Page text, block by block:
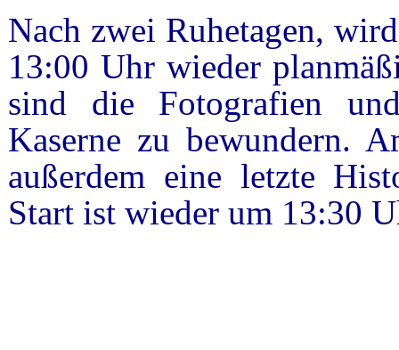
Nach zwei Ruhetagen,
13:00 Uhr wieder
sind die Fotografien
Kaserne zu bewundern.
außerdem eine letzte
Start ist wieder um 13:30